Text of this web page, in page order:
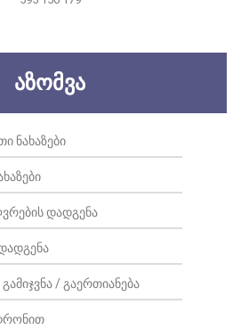
ᲐᲖᲝᲛᲕᲐ
ᲜᲐᲮᲐᲖᲔᲑᲘ
ᲓᲐᲓᲒᲔᲜᲐ
/ ᲒᲐᲔᲠᲗᲘᲐᲜᲔᲑᲐ